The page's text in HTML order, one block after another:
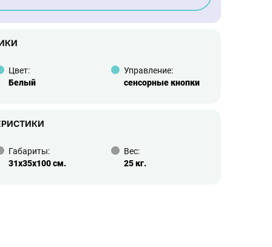
Цвет:
Белый
Управление:
сенсорные кнопки
Габариты:
31x35x100 см.
Вес:
25 кг.